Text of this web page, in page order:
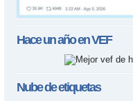
Hace un año enVEF
Nube de etiquetas